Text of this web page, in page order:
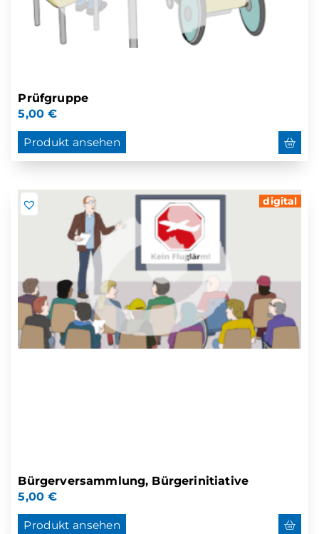
Prüfgruppe
5,00€
Produkt ansehen
digital
Bürgerversammlung, Bürgerinitiative
5,00€
Produkt ansehen